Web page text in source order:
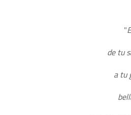
"
de tu
a tu